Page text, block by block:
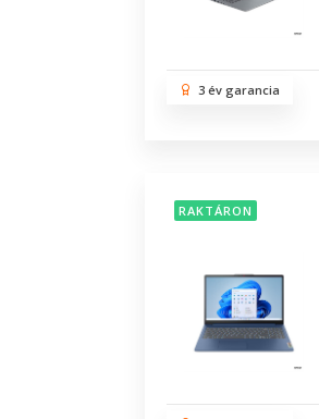
3 év garancia
RAKTÁRON